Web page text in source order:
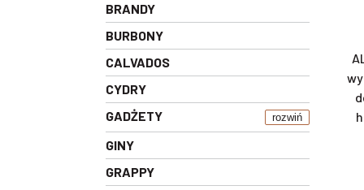
BRANDY
BURBONY
CALVADOS
CYDRY
GADŻETY
rozwiń
GINY
GRAPPY